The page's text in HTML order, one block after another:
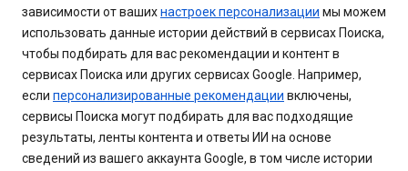
зависимости от вашихнастроек персонализации мы можем
использовать данные истории действий в сервисах Поиска,
чтобы подбирать для вас рекомендации и контент в
сервисах Поиска или других сервисах Google. Например,
если персонализированные рекомендации включены,
сервисы Поиска могут подбирать для вас подходящие
результаты, ленты контента и ответы ИИ на основе
сведений из вашего аккаунта Google, в том числе истории